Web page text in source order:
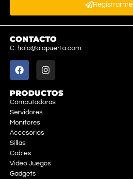
Registrarme
CONTACTO
C. hola@alapuerta.com
PRODUCTOS
Computadoras
Servidores
Monitores
Accesorios
Sillas
Cables
Video Juegos
Gadgets